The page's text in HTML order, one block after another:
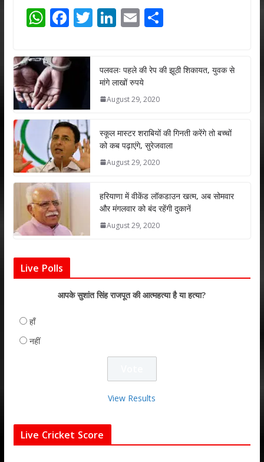
W
at
s
A
p
p
F
e
b
o
k
T
er
Li
e
dI
n
E
l
S
e
पलवलः पहले की रेप की झूठी शिकायत, युवक से
मांगे लाखों रुपये
August 29, 2020
स्कूल मास्टर शराबियों की गिनती करेंगे तो बच्चों
को कब पढ़ाएंगे, सुरेजवाला
August 29, 2020
हरियाणा में वीकेंड लॉकडाउन खत्म, अब सोमवार
और मंगलवार को बंद रहेंगी दुकानें
August 29, 2020
Live Polls
आपके सुशांत सिंह राजपूत की आत्महत्या है या हत्या?
हाँ
नहीं
View Results
Live Cricket Score